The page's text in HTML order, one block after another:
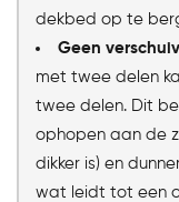
dekbed op te
Geen
met twee delen
twee delen. Dit
ophopen aan de
dikker is) en
wat leidt tot een